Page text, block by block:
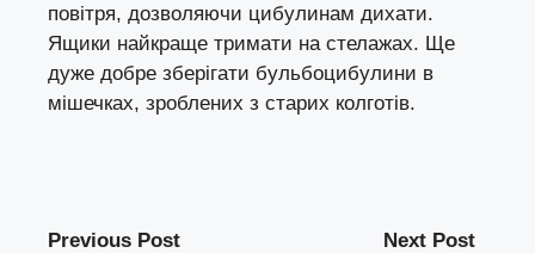
повітря, дозволяючи цибулинам дихати.
Ящики найкраще тримати на стелажах. Ще
дуже добре зберігати бульбоцибулини в
мішечках, зроблених з старих колготів.
Previous Post Next Post